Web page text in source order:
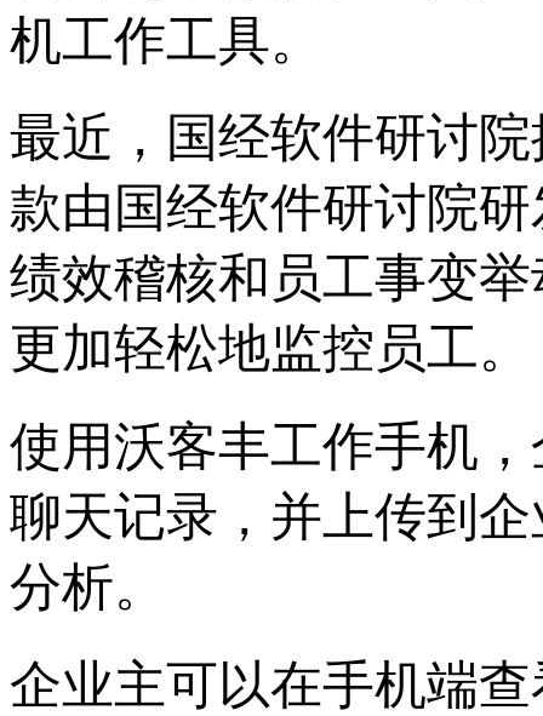
机工作工具。
最近，国经软件研讨
款由国经软件研讨院
绩效稽核和员工事变
更加轻松地监控员工。
使用沃客丰工作手机
聊天记录，并上传到
分析。
企业主可以在手机端